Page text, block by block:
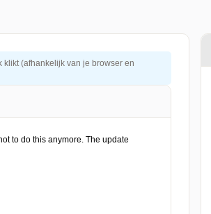
(afhankelijk van je browser en